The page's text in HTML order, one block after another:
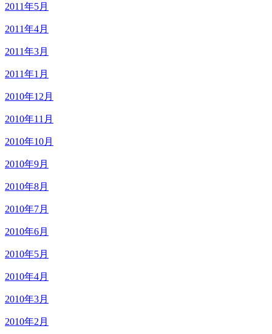
2011年5月
2011年4月
2011年3月
2011年1月
2010年12月
2010年11月
2010年10月
2010年9月
2010年8月
2010年7月
2010年6月
2010年5月
2010年4月
2010年3月
2010年2月